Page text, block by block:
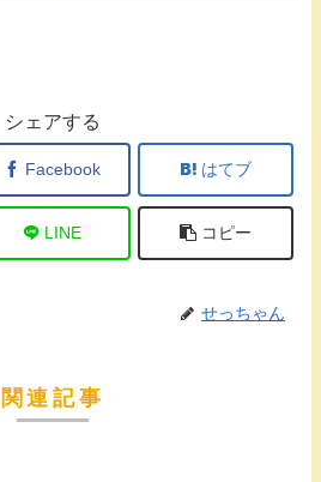
シェアする
Facebook はてブ
LINE コピー
せっちゃん
関連記事